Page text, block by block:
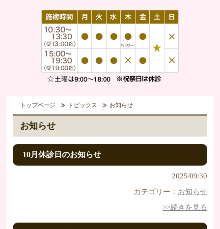
トップページ トピックス お知らせ
お知らせ
10月休診日のお知らせ
2025/09/30
カテゴリー： お知らせ
>>続きを見る